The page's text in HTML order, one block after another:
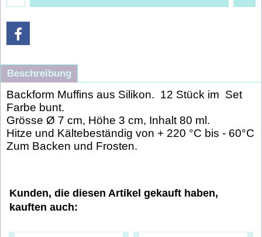
Beschreibung
Backform Muffins aus Silikon. 12 Stück im Set
Farbe bunt.
Grösse Ø 7 cm, Höhe 3 cm, Inhalt 80 ml.
Hitze und Kältebeständig von + 220 °C bis - 60°C
Zum Backen und Frosten.
Kunden, die diesen Artikel gekauft haben,
kauften auch: